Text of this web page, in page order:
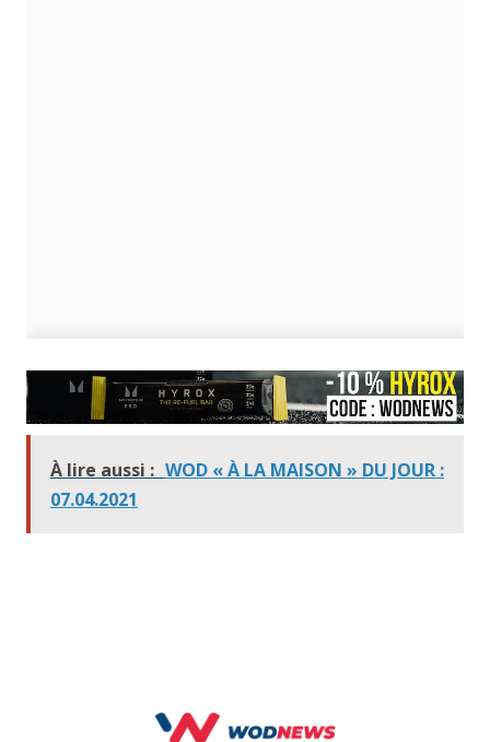
À lire aussi : WOD « À LA MAISON » DU JOUR :
07.04.2021